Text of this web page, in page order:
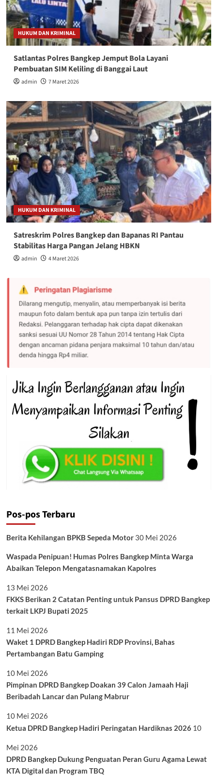
HUKUM DAN KRIMINAL
Satlantas Polres Bangkep Jemput Bola Layani
Pembuatan SIM Keliling di Banggai Laut
admin 7 Maret 2026
HUKUM DAN KRIMINAL
Satreskrim Polres Bangkep dan Bapanas RI Pantau
Stabilitas Harga Pangan Jelang HBKN
admin 4 Maret 2026
Pos-pos Terbaru
Berita Kehilangan BPKB Sepeda Motor 30 Mei 2026
Waspada Penipuan! Humas Polres Bangkep Minta Warga
Abaikan Telepon Mengatasnamakan Kapolres
13 Mei 2026
FKKS Berikan 2 Catatan Penting untuk Pansus DPRD Bangkep
terkait LKPJ Bupati 2025
11 Mei 2026
Waket 1 DPRD Bangkep Hadiri RDP Provinsi, Bahas
Pertambangan Batu Gamping
10 Mei 2026
Pimpinan DPRD Bangkep Doakan 39 Calon Jamaah Haji
Beribadah Lancar dan Pulang Mabrur
10 Mei 2026
Ketua DPRD Bangkep Hadiri Peringatan Hardiknas 2026 10
Mei 2026
DPRD Bangkep Dukung Penguatan Peran Guru Agama Lewat
KTA Digital dan Program TBQ